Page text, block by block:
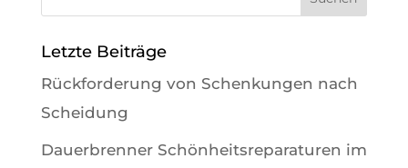
Letzte Beiträge
Rückforderung von Schenkungen nach
Scheidung
Dauerbrenner Schönheitsreparaturen im